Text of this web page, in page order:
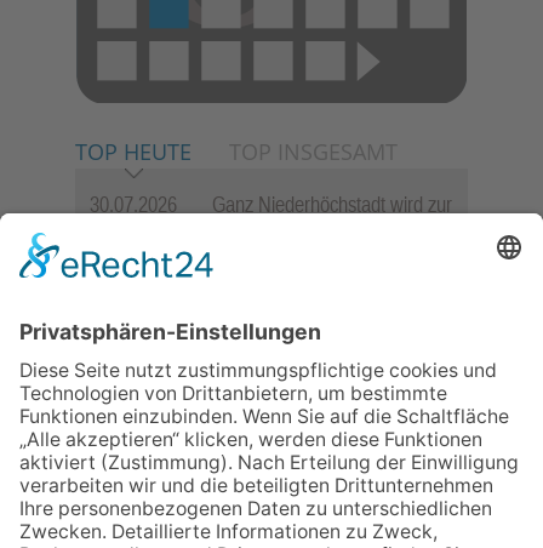
TOP HEUTE TOP INSGESAMT
30.07.2026
Ganz Niederhöchstadt wird zur
06.08.2026
Jugendchor Hochtaunus
Programm „Changes“
Sommerabend: Der Rettershof
lädt wieder zum Weinfest ein
06.08.2026
Hisamoto und Tölke begeistern
mit Werken von Walter
Wachsmuth
09.07.2026
Wasserampel steht auf Gelb: